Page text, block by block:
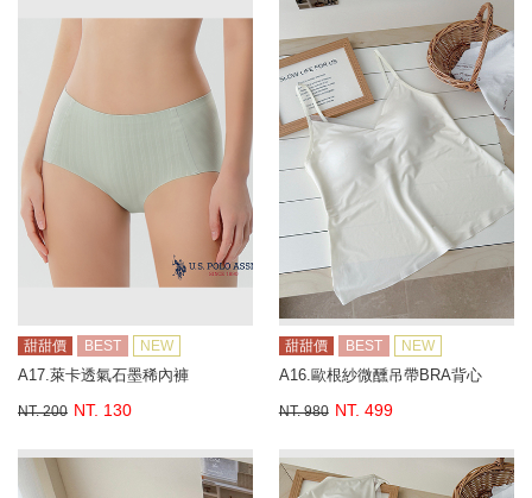
甜甜價 BEST NEW
A17.萊卡透氣石墨稀內褲
NT. 200 NT. 130
甜甜價 BEST NEW
A16.歐根紗微醺吊帶BRA背心
NT. 980 NT. 499